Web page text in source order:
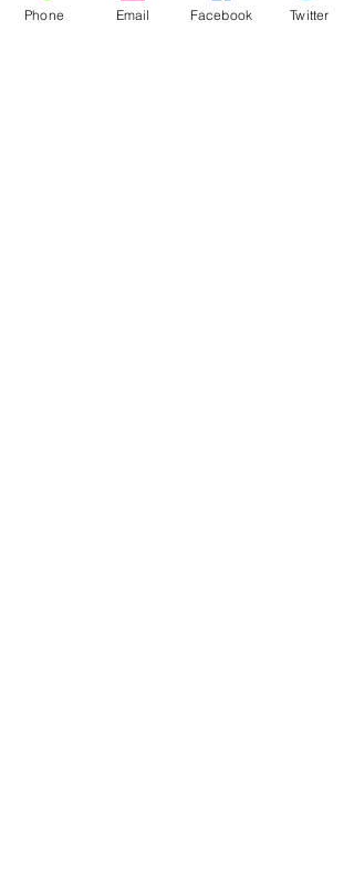
Phone Email Facebook Twitter